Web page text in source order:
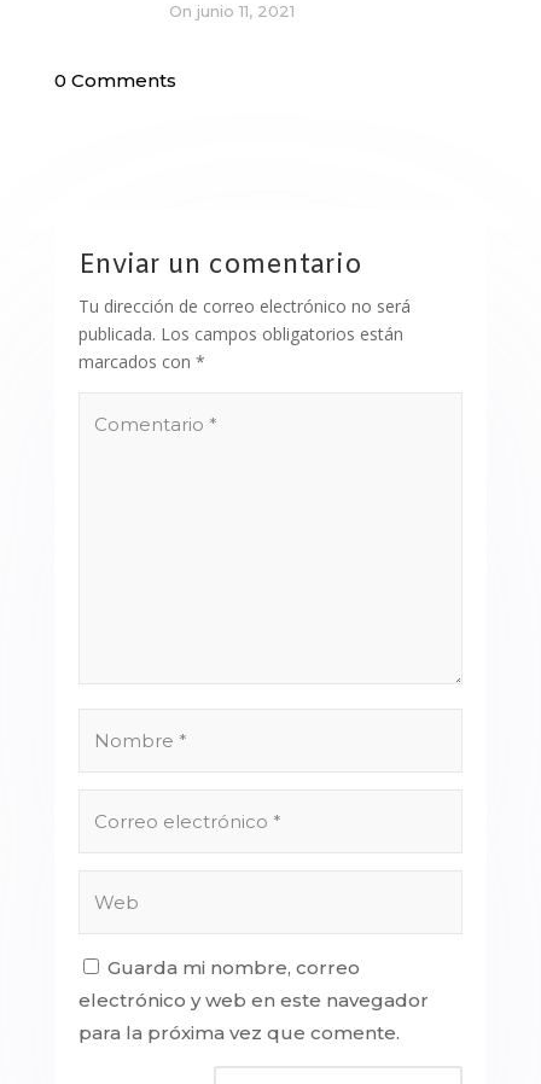
On junio 11, 2021
0 Comments
Enviar un comentario
Tu dirección de correo electrónico no será
publicada. Los campos obligatorios están
marcados con *
Guarda mi nombre, correo
electrónico y web en este navegador
para la próxima vez que comente.